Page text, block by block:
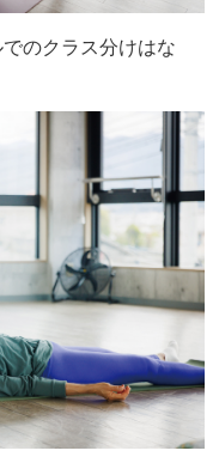
のクラス分けはな